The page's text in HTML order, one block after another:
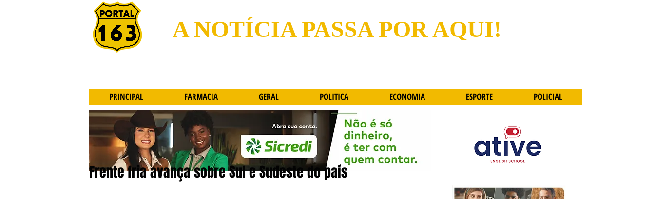
A NOTÍCIA PASSA POR AQUI!
Frente fria avança sobre Sul e Sudeste do país
PRINCIPAL FARMACIA GERAL POLITICA ECONOMIA ESPORTE POLICIAL